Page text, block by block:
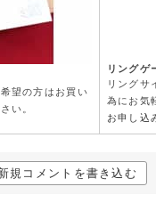
望の方はお買い
い。
リングゲ
リングサ
為にお気
お申し込
規コメントを書き込む